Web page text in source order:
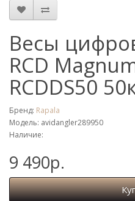
Весы
RCD
RCDDS50
Бренд: Rapala
Модель: avidangler289950
Наличие:
9 490р.